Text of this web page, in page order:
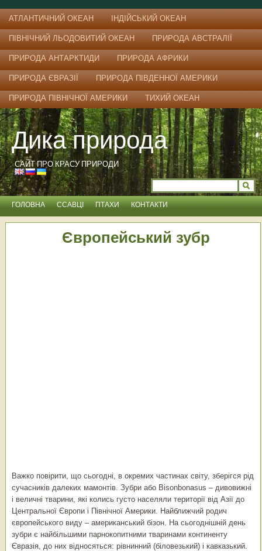
АТЛАНТИЧНИЙ ОКЕАН ІНДІЙСЬКИЙ ОКЕАН
ПІВНІЧНИЙ ЛЬОДОВИТИЙ ОКЕАН ПРИРОДА АВСТРАЛІЇ
ПРИРОДА АНТАРКТИДИ ПРИРОДА АФРИКИ
ПРИРОДА ЄВРАЗІЇ ПРИРОДА ПІВДЕННОЇ АМЕРИКИ
ПРИРОДА ПІВНІЧНОЇ АМЕРИКИ ТИХИЙ ОКЕАН
Дика природа
САЙТ ПРО КРАСУ ПРИРОДИ
ГОЛОВНА ССАВЦІ ПТАХИ КОНТАКТИ
Європейський зубр
Важко повірити, що сьогодні, в окремих частинах світу, зберігся рід
сучасників далеких мамонтів. Зубри або Вisоnbоnаsus – дивовижні
і величні тварини, які колись густо населяли території від Азії до
Центральної Європи і Північної Америки. Найближчий родич
європейського виду – американський бізон. На сьогоднішній день
зубри є найбільшими парнокопитними тваринами континенту
Євразія, до них відносяться: рівнинний (біловезький) і кавказький.